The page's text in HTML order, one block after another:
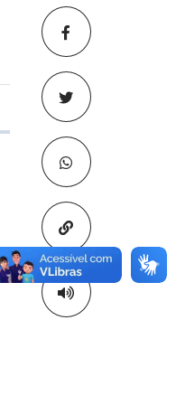
Copiar para